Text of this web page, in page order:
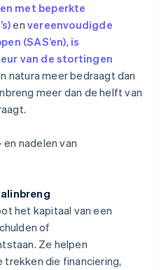
met beperkte
envereenvoudigde
(SAS’en), is
van de stortingen
natura meer bedraagt dan
meer dan de helft van
nadelen van
het kapitaal van een
of
Ze helpen
trekken die financiering,